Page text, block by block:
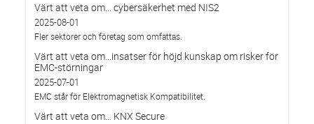
Värt att veta om... cybersäkerhet med NIS2
2025-08-01
Fler sektorer och företag som omfattas.
Värt att veta om…insatser för höjd kunskap om risker för
EMC-störningar
2025-07-01
EMC står för Elektromagnetisk Kompatibilitet.
Värt att veta om… KNX Secure